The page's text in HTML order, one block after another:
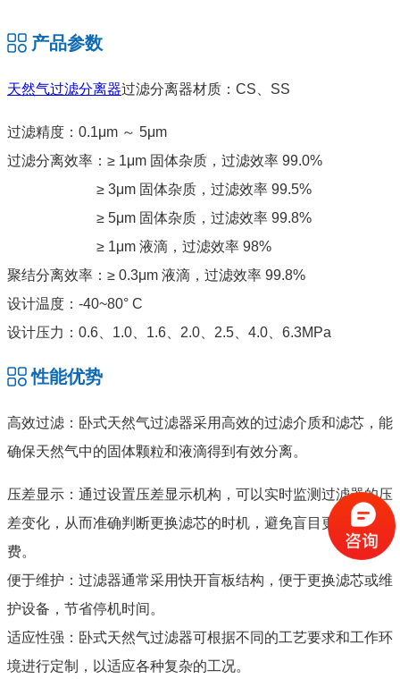
产品参数
天然气过滤分离器过滤分离器材质：CS、SS
过滤精度：0.1μm ～ 5μm
过滤分离效率：≥ 1μm 固体杂质，过滤效率 99.0%
≥ 3μm 固体杂质，过滤效率 99.5%
≥ 5μm 固体杂质，过滤效率 99.8%
≥ 1μm 液滴，过滤效率 98%
聚结分离效率：≥ 0.3μm 液滴，过滤效率 99.8%
设计温度：-40~80° C
设计压力：0.6、1.0、1.6、2.0、2.5、4.0、6.3MPa
性能优势
高效过滤：卧式天然气过滤器采用高效的过滤介质和滤芯，能
确保天然气中的固体颗粒和液滴得到有效分离。
压差显示：通过设置压差显示机构，可以实时监测过滤器的压
差变化，从而准确判断更换滤芯的时机，避免盲目更换和浪
费。
便于维护：过滤器通常采用快开盲板结构，便于更换滤芯或维
护设备，节省停机时间。
适应性强：卧式天然气过滤器可根据不同的工艺要求和工作环
境进行定制，以适应各种复杂的工况。